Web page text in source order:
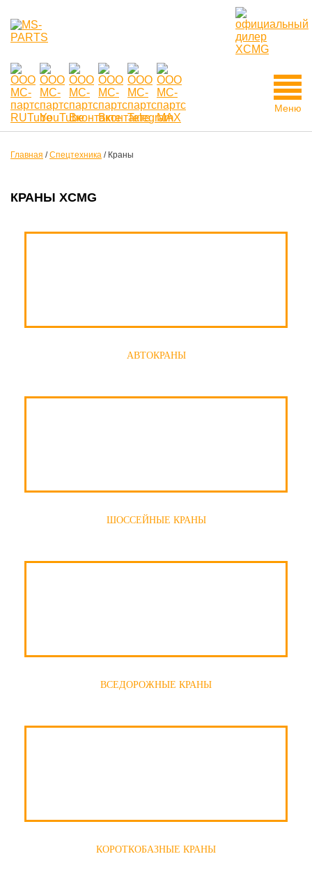
Меню
Главная /Спецтехника / Краны
КРАНЫ XCMG
АВТОКРАНЫ
ШОССЕЙНЫЕ КРАНЫ
ВСЕДОРОЖНЫЕ КРАНЫ
КОРОТКОБАЗНЫЕ КРАНЫ